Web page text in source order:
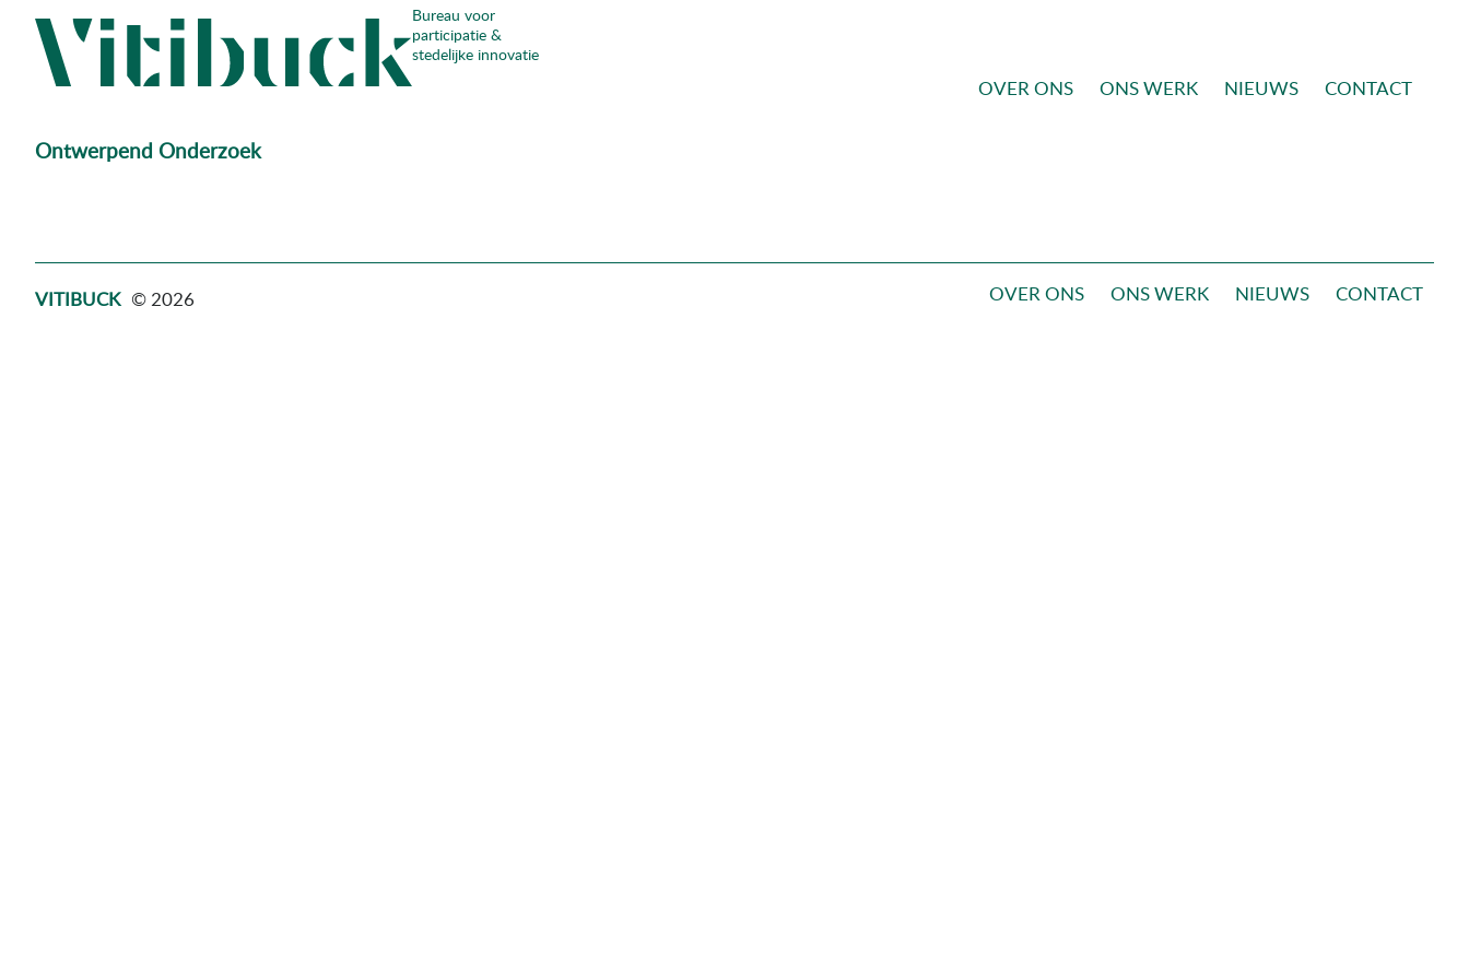
Skip
content
Bureau voor
participatie &
stedelijke innovatie
OVER ONS ONS WERK NIEUWS CONTACT
Ontwerpend Onderzoek
VITIBUCK © 2026 OVER ONS ONS WERK NIEUWS CONTACT